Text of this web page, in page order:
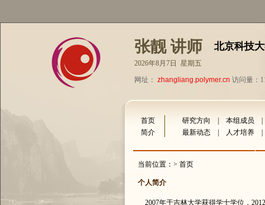
张靓 讲师 北京科技
2026年8月7日 星期五
网址： zhangliang.polymer.cn 访问量：
首页 研究方向 本组成员
简介
最新动态 人才培养
当前位置：> 首页
个人简介
2007年于吉林大学获得学士学位，